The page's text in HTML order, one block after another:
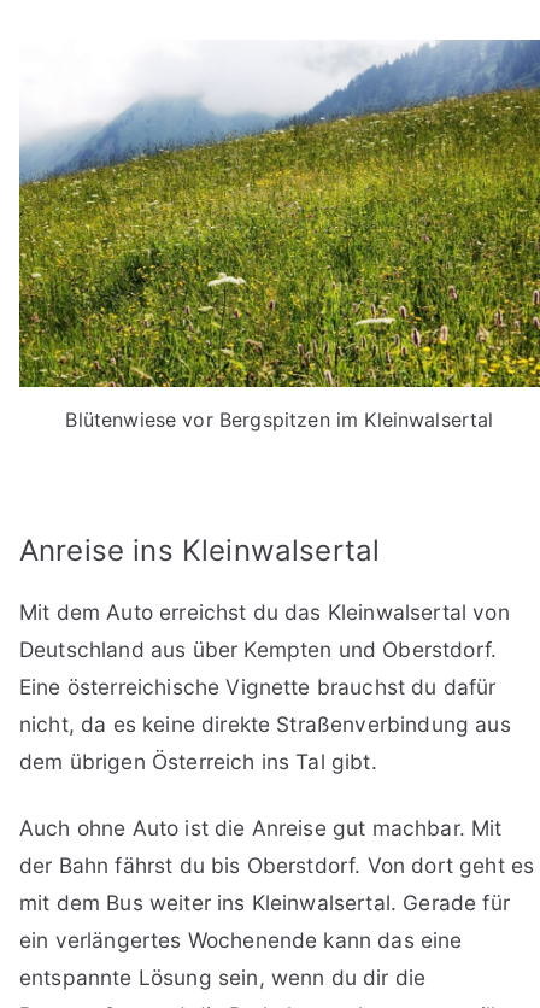
Blütenwiese vor Bergspitzen im Kleinwalsertal
Anreise ins Kleinwalsertal
Mit dem Auto erreichst du das Kleinwalsertal von
Deutschland aus über Kempten und Oberstdorf.
Eine österreichische Vignette brauchst du dafür
nicht, da es keine direkte Straßenverbindung aus
dem übrigen Österreich ins Tal gibt.
Auch ohne Auto ist die Anreise gut machbar. Mit
der Bahn fährst du bis Oberstdorf. Von dort geht es
mit dem Bus weiter ins Kleinwalsertal. Gerade für
ein verlängertes Wochenende kann das eine
entspannte Lösung sein, wenn du dir die